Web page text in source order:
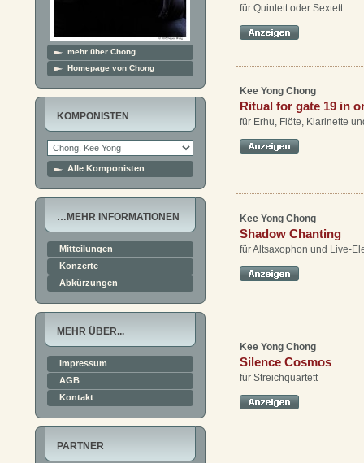
mehr über Chong
Homepage von Chong
KOMPONISTEN
Alle Komponisten
…MEHR INFORMATIONEN
Mitteilungen
Konzerte
Abkürzungen
MEHR ÜBER...
Impressum
AGB
Kontakt
PARTNER
für Quintett oder Sextett
Kee Yong Chong
Ritual for gate 19 in
für Erhu, Flöte, Klarinette
Kee Yong Chong
Shadow Chanting
für Altsaxophon und Live-
Kee Yong Chong
Silence Cosmos
für Streichquartett